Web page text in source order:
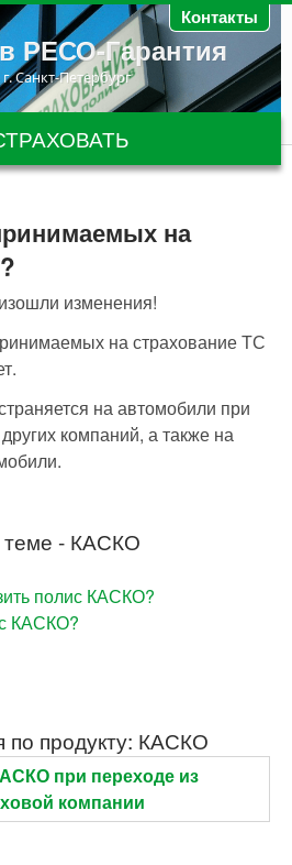
Контакты
РЕСО-Гарантия
Санкт-Петербург
на
изменения!
на страхование ТС
на автомобили при
компаний, а также на
теме - КАСКО
полис КАСКО?
КАСКО?
продукту: КАСКО
при переходе из
компании